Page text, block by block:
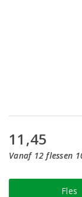
11,45
Vanaf 12 flessen
Fles